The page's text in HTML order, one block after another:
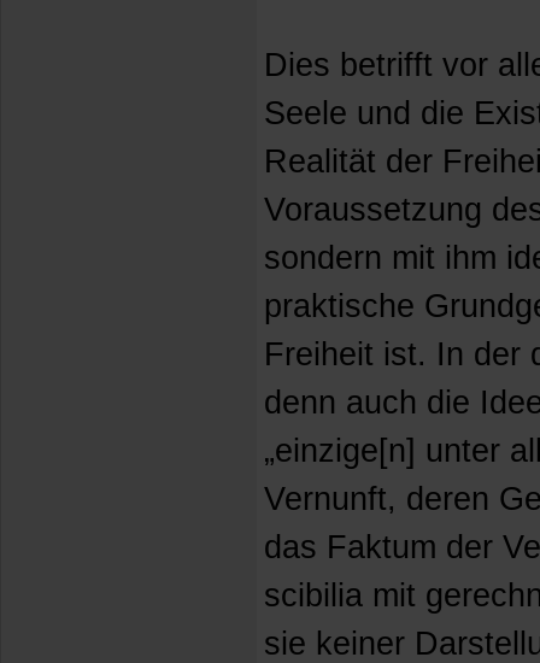
Dies betrifft vor
Seele und die
Realität der
Voraussetzung
sondern mit ihm
praktische
Freiheit ist. In der
denn auch die
„einzige[n] unter
Vernunft, deren
das Faktum der
scibilia mit
sie keiner